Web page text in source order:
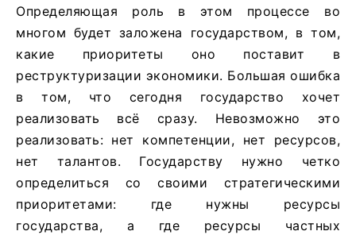
Определяющая роль в этом процессе во
многом будет заложена государством, в том,
какие приоритеты оно поставит в
реструктуризации экономики. Большая ошибка
в том, что сегодня государство хочет
реализовать всё сразу. Невозможно это
реализовать: нет компетенции, нет ресурсов,
нет талантов. Государству нужно четко
определиться со своими стратегическими
приоритетами: где нужны ресурсы
государства, а где ресурсы частных